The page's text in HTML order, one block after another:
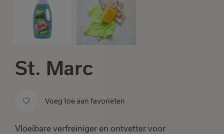
St. Marc
Voeg toe aan favorieten
Vloeibare verfreiniger en ontvetter voor